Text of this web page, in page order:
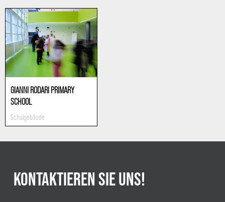
GIANNI RODARI PRIMARY
SCHOOL
Schulgebäude
KONTAKTIEREN SIE UNS!